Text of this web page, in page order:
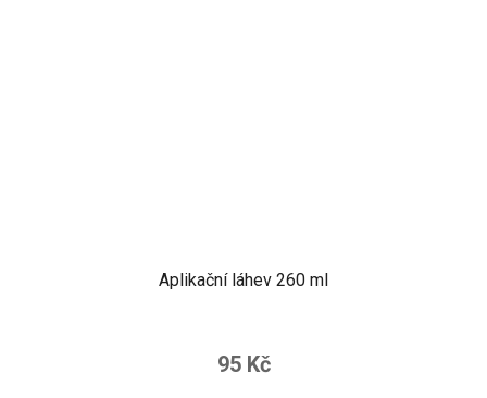
Aplikační láhev 260 ml
95 Kč